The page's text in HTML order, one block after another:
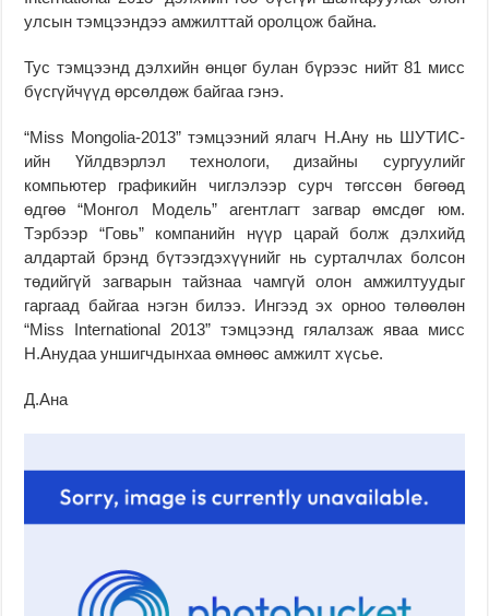
улсын тэмцээндээ амжилттай оролцож байна.
Тус тэмцээнд дэлхийн өнцөг булан бүрээс нийт 81 мисс
бүсгүйчүүд өрсөлдөж байгаа гэнэ.
“Miss Mongolia-2013” тэмцээний ялагч Н.Ану нь ШУТИС-
ийн Үйлдвэрлэл технологи, дизайны сургуулийг
компьютер графикийн чиглэлээр сурч төгссөн бөгөөд
өдгөө “Монгол Модель” агентлагт загвар өмсдөг юм.
Тэрбээр “Говь” компанийн нүүр царай болж дэлхийд
алдартай брэнд бүтээгдэхүүнийг нь сурталчлах болсон
төдийгүй загварын тайзнаа чамгүй олон амжилтуудыг
гаргаад байгаа нэгэн билээ. Ингээд эх орноо төлөөлөн
“Miss International 2013” тэмцээнд гялалзаж яваа мисс
Н.Анудаа уншигчдынхаа өмнөөс амжилт хүсье.
Д.Ана